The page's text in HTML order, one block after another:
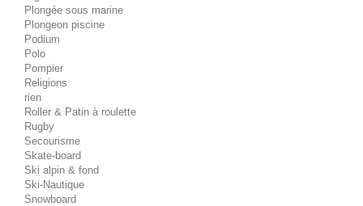
Plongée sous marine
Plongeon piscine
Podium
Polo
Pompier
Religions
rien
Roller & Patin à roulette
Rugby
Secourisme
Skate-board
Ski alpin & fond
Ski-Nautique
Snowboard